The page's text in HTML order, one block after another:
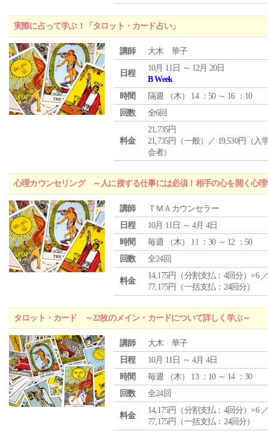
実際に占って学ぶ！「タロット・カード占い」
講師 大木 華子
日程
10月 11日 ～ 12月 20日
B Week
時間
隔週 （木） 14 ：50 ～ 16 ：10
回数
全6回
料金
21,735円
21,735円（一般）／ 19,530円（入
会者）
心理カウンセリング ～人に接する仕事には必須！相手の心を開く心理
講師
ＴＭＡカウンセラー
日程
10月 11日 ～ 4月 4日
時間
毎週 （木） 11 ：30 ～ 12 ：50
回数
全24回
料金
14,175円（分割支払：4回分）×6
77,175円（一括支払：24回分）
タロット・カード ～22枚のメイン・カードについて詳しく学ぶ～
講師
大木 華子
日程
10月 11日 ～ 4月 4日
時間
毎週 （木） 13 ：10 ～ 14 ：30
回数
全24回
料金
14,175円（分割支払：4回分）×6
77,175円（一括支払：24回分）